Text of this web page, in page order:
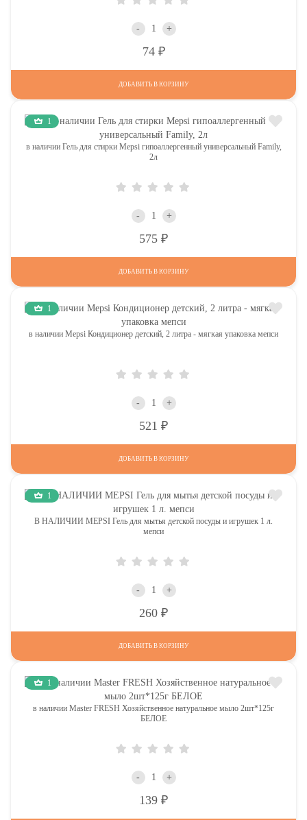
- +
74
ДОБАВИТЬ В КОРЗИНУ
1
в наличии Гель для стирки Mepsi гипоаллергенный универсальный Family,
2л
- +
575
ДОБАВИТЬ В КОРЗИНУ
1
в наличии Mepsi Кондиционер детский, 2 литра - мягкая упаковка мепси
- +
521
ДОБАВИТЬ В КОРЗИНУ
1
В НАЛИЧИИ MEPSI Гель для мытья детской посуды и игрушек 1 л.
мепси
- +
260
ДОБАВИТЬ В КОРЗИНУ
1
в наличии Master FRESH Хозяйственное натуральное мыло 2шт*125г
БЕЛОЕ
- +
139